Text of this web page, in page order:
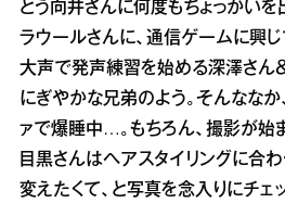
とう向井さんに何度もちょっかいを
ラウールさんに、通信ゲームに興
大声で発声練習を始める深澤さん
にぎやかな兄弟のよう。そんななか
ァで爆睡中…。もちろん、撮影が始
目黒さんはヘアスタイリングに合
変えたくて、と写真を念入りにチェ